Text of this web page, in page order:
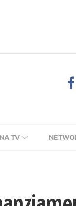
TV